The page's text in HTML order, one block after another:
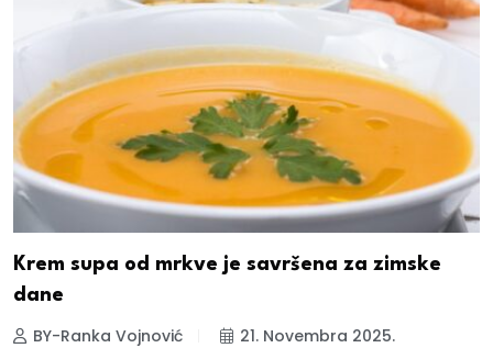
Krem supa od mrkve je savršena za zimske
dane
BY-Ranka Vojnović 21. Novembra 2025.